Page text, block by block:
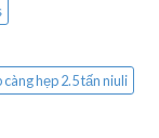
hẹp 2.5 tấn niuli